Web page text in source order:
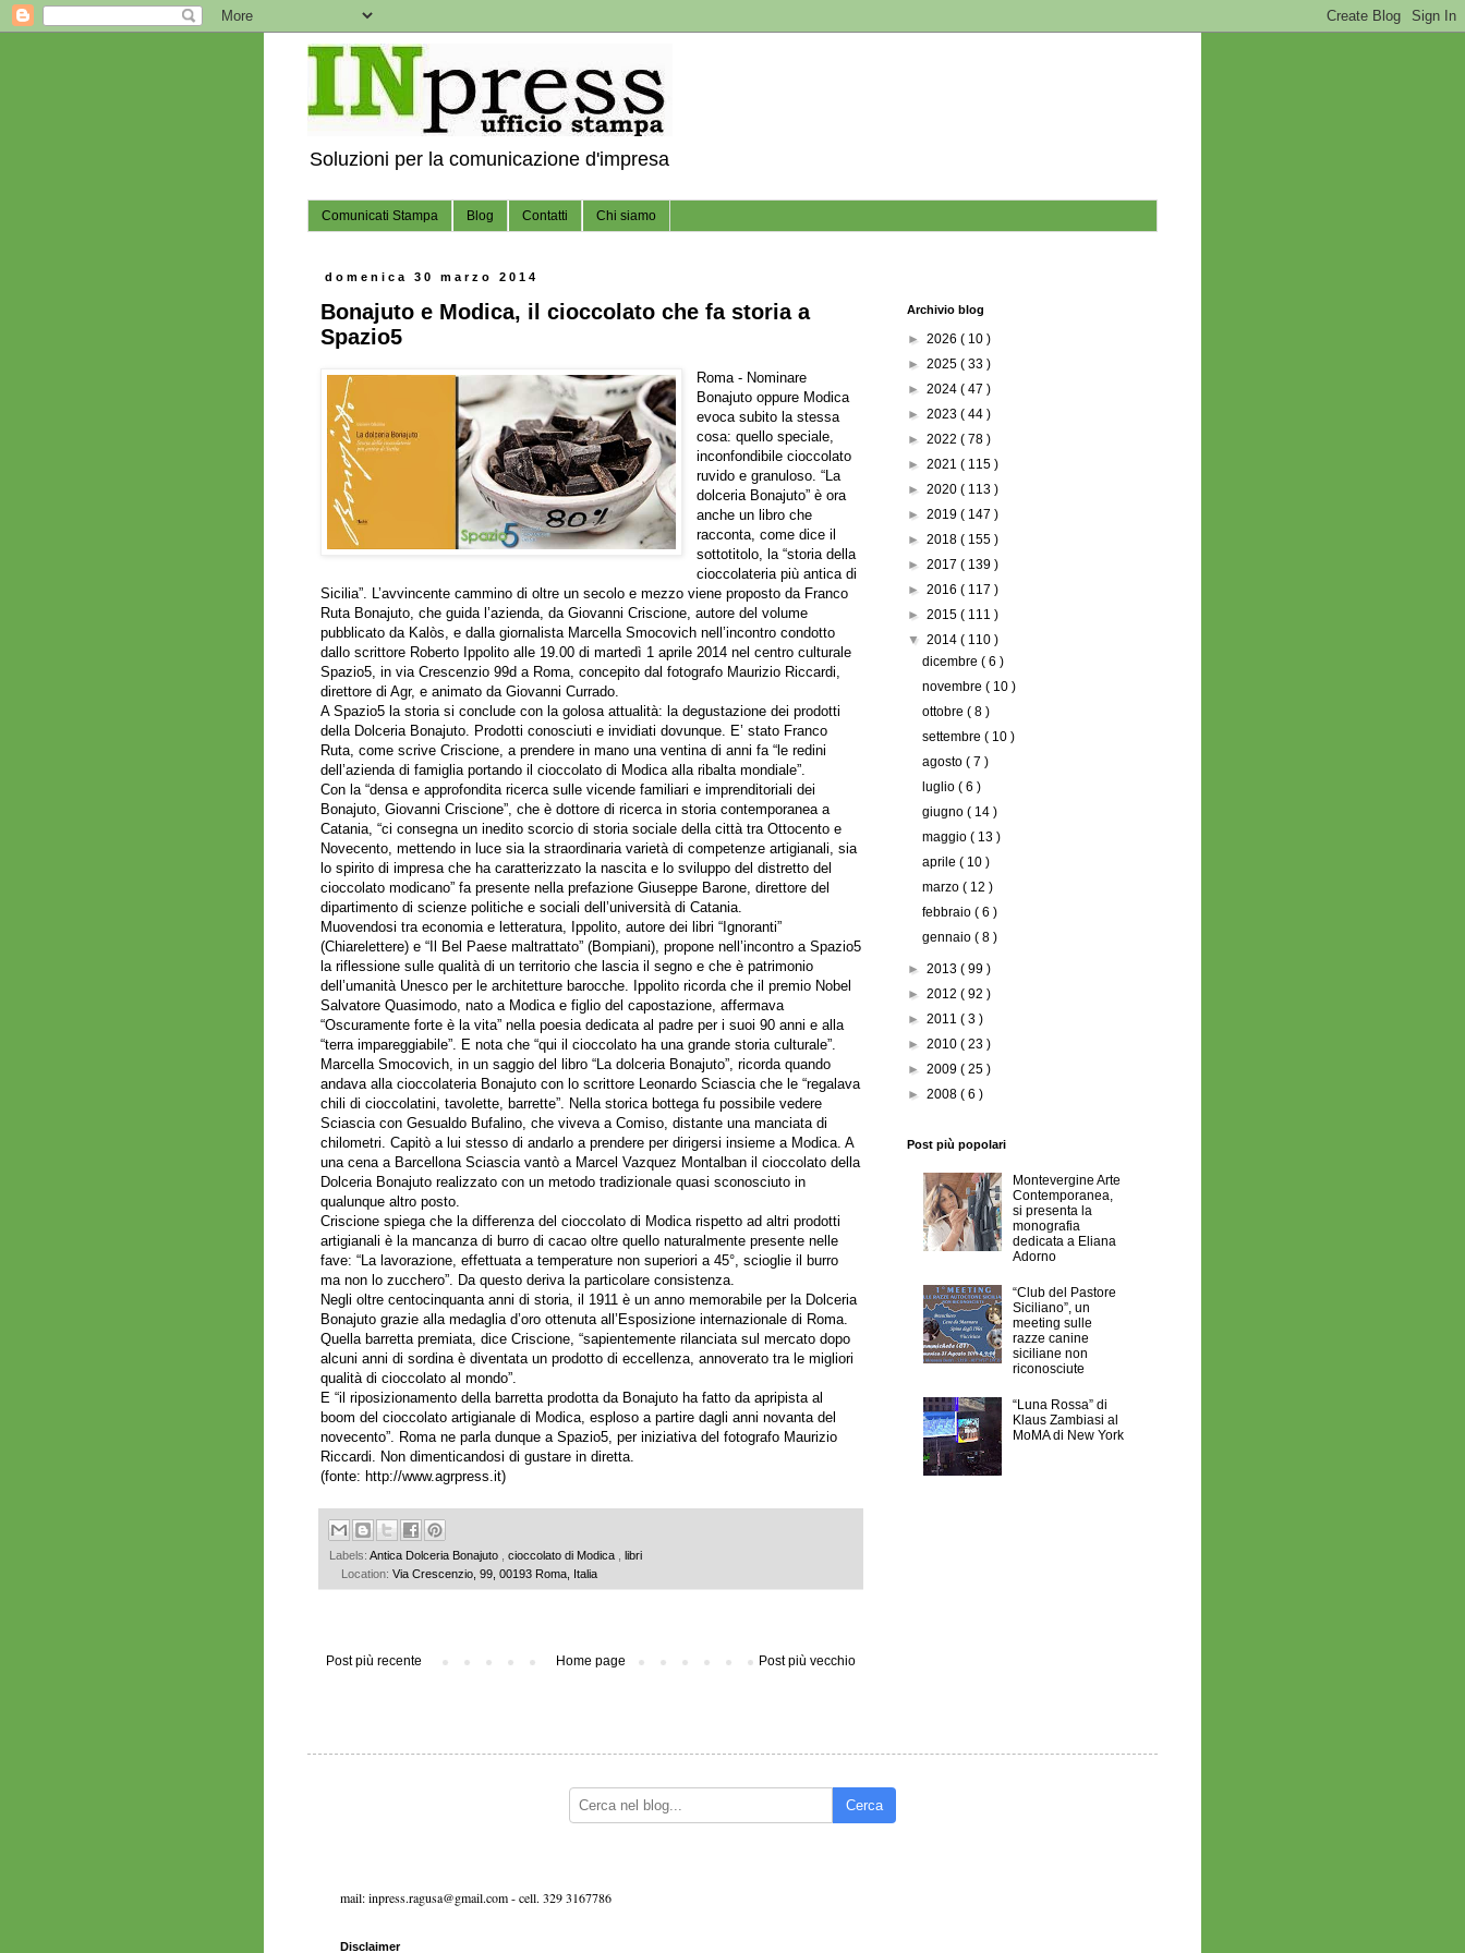
Soluzioni per la comunicazione d'impresa
Comunicati Stampa Blog Contatti Chi siamo
domenica 30 marzo 2014
Bonajuto e Modica, il cioccolato che fa storia a
Spazio5
Roma - Nominare
Bonajuto oppure Modica
evoca subito la stessa
cosa: quello speciale,
inconfondibile cioccolato
ruvido e granuloso. “La
dolceria Bonajuto” è ora
anche un libro che
racconta, come dice il
sottotitolo, la “storia della
cioccolateria più antica di
Sicilia”. L’avvincente cammino di oltre un secolo e mezzo viene proposto da Franco
Ruta Bonajuto, che guida l’azienda, da Giovanni Criscione, autore del volume
pubblicato da Kalòs, e dalla giornalista Marcella Smocovich nell’incontro condotto
dallo scrittore Roberto Ippolito alle 19.00 di martedì 1 aprile 2014 nel centro culturale
Spazio5, in via Crescenzio 99d a Roma, concepito dal fotografo Maurizio Riccardi,
direttore di Agr, e animato da Giovanni Currado.
A Spazio5 la storia si conclude con la golosa attualità: la degustazione dei prodotti
della Dolceria Bonajuto. Prodotti conosciuti e invidiati dovunque. E’ stato Franco
Ruta, come scrive Criscione, a prendere in mano una ventina di anni fa “le redini
dell’azienda di famiglia portando il cioccolato di Modica alla ribalta mondiale”.
Con la “densa e approfondita ricerca sulle vicende familiari e imprenditoriali dei
Bonajuto, Giovanni Criscione”, che è dottore di ricerca in storia contemporanea a
Catania, “ci consegna un inedito scorcio di storia sociale della città tra Ottocento e
Novecento, mettendo in luce sia la straordinaria varietà di competenze artigianali, sia
lo spirito di impresa che ha caratterizzato la nascita e lo sviluppo del distretto del
cioccolato modicano” fa presente nella prefazione Giuseppe Barone, direttore del
dipartimento di scienze politiche e sociali dell’università di Catania.
Muovendosi tra economia e letteratura, Ippolito, autore dei libri “Ignoranti”
(Chiarelettere) e “Il Bel Paese maltrattato” (Bompiani), propone nell’incontro a Spazio5
la riflessione sulle qualità di un territorio che lascia il segno e che è patrimonio
dell’umanità Unesco per le architetture barocche. Ippolito ricorda che il premio Nobel
Salvatore Quasimodo, nato a Modica e figlio del capostazione, affermava
“Oscuramente forte è la vita” nella poesia dedicata al padre per i suoi 90 anni e alla
“terra impareggiabile”. E nota che “qui il cioccolato ha una grande storia culturale”.
Marcella Smocovich, in un saggio del libro “La dolceria Bonajuto”, ricorda quando
andava alla cioccolateria Bonajuto con lo scrittore Leonardo Sciascia che le “regalava
chili di cioccolatini, tavolette, barrette”. Nella storica bottega fu possibile vedere
Sciascia con Gesualdo Bufalino, che viveva a Comiso, distante una manciata di
chilometri. Capitò a lui stesso di andarlo a prendere per dirigersi insieme a Modica. A
una cena a Barcellona Sciascia vantò a Marcel Vazquez Montalban il cioccolato della
Dolceria Bonajuto realizzato con un metodo tradizionale quasi sconosciuto in
qualunque altro posto.
Criscione spiega che la differenza del cioccolato di Modica rispetto ad altri prodotti
artigianali è la mancanza di burro di cacao oltre quello naturalmente presente nelle
fave: “La lavorazione, effettuata a temperature non superiori a 45°, scioglie il burro
ma non lo zucchero”. Da questo deriva la particolare consistenza.
Negli oltre centocinquanta anni di storia, il 1911 è un anno memorabile per la Dolceria
Bonajuto grazie alla medaglia d’oro ottenuta all’Esposizione internazionale di Roma.
Quella barretta premiata, dice Criscione, “sapientemente rilanciata sul mercato dopo
alcuni anni di sordina è diventata un prodotto di eccellenza, annoverato tra le migliori
qualità di cioccolato al mondo”.
E “il riposizionamento della barretta prodotta da Bonajuto ha fatto da apripista al
boom del cioccolato artigianale di Modica, esploso a partire dagli anni novanta del
novecento”. Roma ne parla dunque a Spazio5, per iniziativa del fotografo Maurizio
Riccardi. Non dimenticandosi di gustare in diretta.
(fonte: http://www.agrpress.it)
Labels: Antica Dolceria Bonajuto cioccolato di Modica
libri
Location: Via Crescenzio, 99, 00193 Roma, Italia
Post più recente Post più vecchio
Home page
Archivio blog
► 2026 ( 10 )
► 2025 ( 33 )
► 2024 ( 47 )
► 2023 ( 44 )
► 2022 ( 78 )
► 2021 ( 115 )
► 2020 ( 113 )
► 2019 ( 147 )
► 2018 ( 155 )
► 2017 ( 139 )
► 2016 ( 117 )
► 2015 ( 111 )
▼ 2014 ( 110 )
dicembre( 6 )
novembre( 10 )
ottobre( 8 )
settembre( 10 )
agosto( 7 )
luglio( 6 )
giugno( 14 )
maggio( 13 )
aprile( 10 )
marzo( 12 )
febbraio( 6 )
gennaio( 8 )
► 2013 ( 99 )
► 2012 ( 92 )
► 2011 ( 3 )
► 2010 ( 23 )
► 2009 ( 25 )
► 2008 ( 6 )
Post più popolari
Montevergine Arte
Contemporanea,
si presenta la
monografia
dedicata a Eliana
Adorno
“Club del Pastore
Siciliano”, un
meeting sulle
razze canine
siciliane non
riconosciute
“Luna Rossa” di
Klaus Zambiasi al
MoMA di New York
Cerca
mail: inpress.ragusa@gmail.com -cell. 329 3167786
Disclaimer